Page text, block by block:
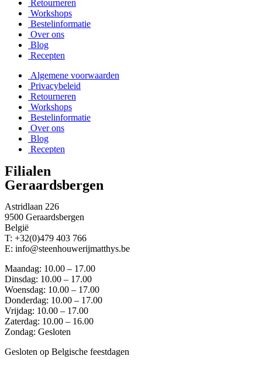
Retourneren
Workshops
Bestelinformatie
Over ons
Blog
Recepten
Algemene voorwaarden
Privacybeleid
Retourneren
Workshops
Bestelinformatie
Over ons
Blog
Recepten
Filialen
Geraardsbergen
Astridlaan 226
9500 Geraardsbergen
België
T: +32(0)479 403 766
E: info@steenhouwerijmatthys.be
Maandag: 10.00 – 17.00
Dinsdag: 10.00 – 17.00
Woensdag: 10.00 – 17.00
Donderdag: 10.00 – 17.00
Vrijdag: 10.00 – 17.00
Zaterdag: 10.00 – 16.00
Zondag: Gesloten
Gesloten op Belgische feestdagen